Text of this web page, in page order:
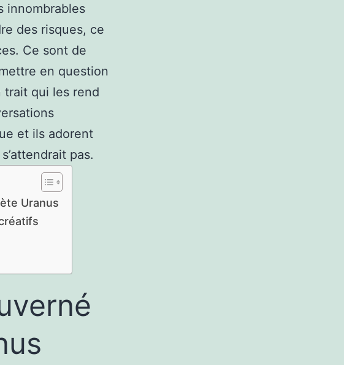
innombrables
des risques, ce
Ce sont de
en question
trait qui les rend
et ils adorent
pas.
Uranus